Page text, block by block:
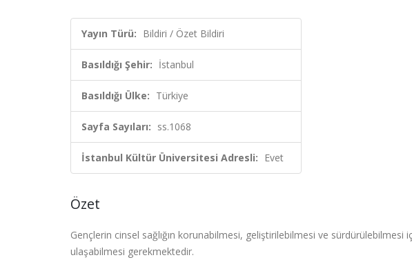
Yayın Türü: Bildiri / Özet Bildiri
Basıldığı Şehir: İstanbul
Basıldığı Ülke: Türkiye
Sayfa Sayıları: ss.1068
İstanbul Kültür Üniversitesi Adresli: Evet
Özet
Gençlerin cinsel sağlığın korunabilmesi, geliştirilebilmesi ve sürdürülebilmesi
ulaşabilmesi gerekmektedir.